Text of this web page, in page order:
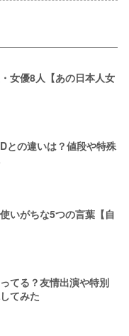
女優8人【あの日本人女
との違いは？値段や特殊
いがちな5つの言葉【自
てる？友情出演や特別
てみた